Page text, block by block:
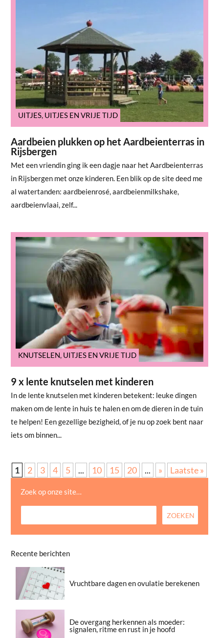
UITJES, UITJES EN VRIJE TIJD
Aardbeien plukken op het Aardbeienterras in
Rijsbergen
Met een vriendin ging ik een dagje naar het Aardbeienterras
in Rijsbergen met onze kinderen. Een blik op de site deed me
al watertanden: aardbeienrosé, aardbeienmilkshake,
aardbeienvlaai, zelf...
KNUTSELEN, UITJES EN VRIJE TIJD
9 x lente knutselen met kinderen
In de lente knutselen met kinderen betekent: leuke dingen
maken om de lente in huis te halen en om de dieren in de tuin
te helpen! Een gezellige bezigheid, of je nu op zoek bent naar
iets om binnen...
1 2 3 4 5 ... 10 15 20 ... » Laatste »
Zoek op onze site…
Recente berichten
Vruchtbare dagen en ovulatie berekenen
De overgang herkennen als moeder:
signalen, ritme en rust in je hoofd